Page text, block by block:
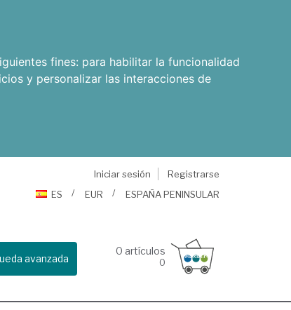
fines: para habilitar la funcionalidad
y personalizar las interacciones de
Iniciar sesión
Registrarse
ES
EUR ESPAÑA PENINSULAR
avanzada
0 artículos
0